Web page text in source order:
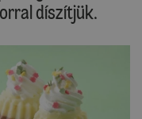
díszítjük.